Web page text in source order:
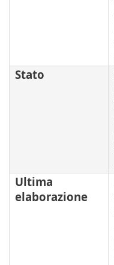
Stato
Ultima
elaborazione